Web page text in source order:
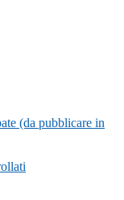
(da pubblicare in